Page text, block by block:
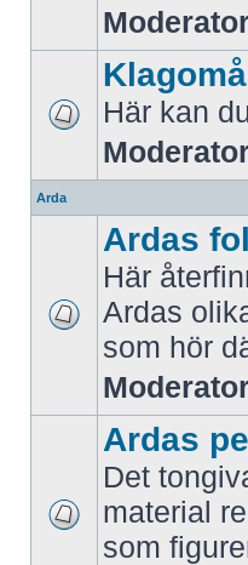
Här kan
Arda
Ardas
Här
Ardas
som hör
Ardas
Det
material
som